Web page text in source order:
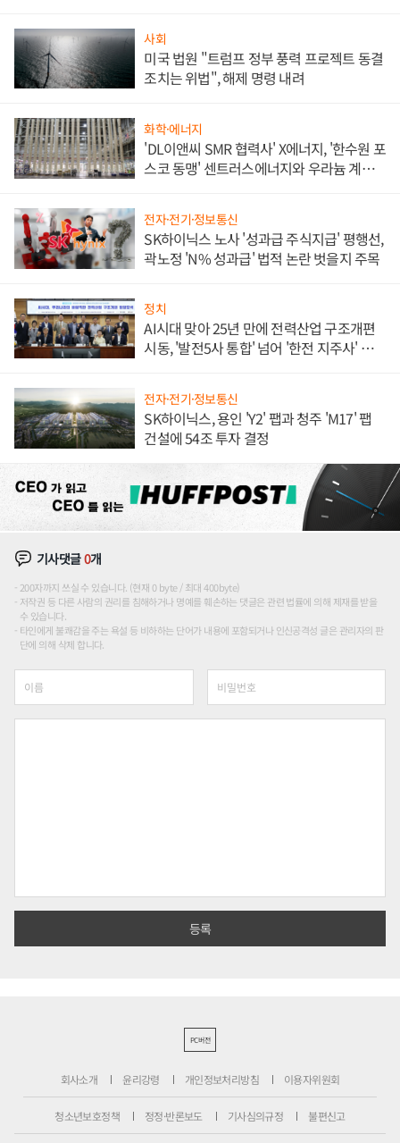
사회
미국 법원 "트럼프 정부 풍력 프로젝트 동결
조치는 위법", 해제 명령 내려
화학·에너지
'DL이앤씨 SMR 협력사' X에너지, '한수원 포
스코 동맹' 센트러스에너지와 우라늄 계약
전자·전기·정보통신
SK하이닉스 노사 '성과급 주식지급' 평행선,
곽노정 'N% 성과급' 법적 논란 벗을지 주목
정치
AI시대 맞아 25년 만에 전력산업 구조개편
시동, '발전5사 통합' 넘어 '한전 지주사' 재편
전자·전기·정보통신
SK하이닉스, 용인 'Y2' 팹과 청주 'M17' 팹
건설에 54조 투자 결정
기사댓글0개
200자까지 쓰실 수 있습니다. (현재 0 byte / 최대 400byte)
저작권 등 다른 사람의 권리를 침해하거나 명예를 훼손하는 댓글은 관련 법률에 의해 제재를 받을
수 있습니다.
타인에게 불쾌감을 주는 욕설 등 비하하는 단어가 내용에 포함되거나 인신공격성 글은 관리자의 판
단에 의해 삭제 합니다.
PC버전
회사소개 윤리강령 개인정보처리방침 이용자위원회
청소년보호정책 정정·반론보도 기사심의규정 불편신고